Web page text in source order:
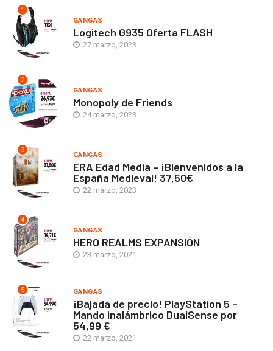
1
GANGAS
Logitech G935 Oferta FLASH
27 marzo, 2023
2
GANGAS
Monopoly de Friends
24 marzo, 2023
3
GANGAS
ERA Edad Media – ¡Bienvenidos a la
España Medieval! 37,50€
22 marzo, 2023
4
GANGAS
HERO REALMS EXPANSIÓN
23 marzo, 2021
5 GANGAS
¡Bajada de precio! PlayStation 5 –
Mando inalámbrico DualSense por
54,99 €
22 marzo, 2021